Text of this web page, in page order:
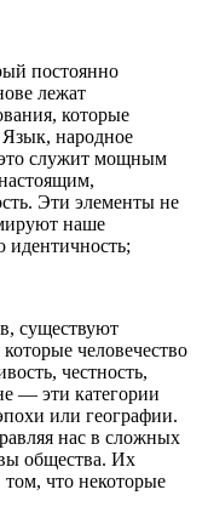
постоянно
лежат
которые
Язык, народное
служит мощным
Эти элементы не
наше
идентичность;
существуют
человечество
честность,
— эти категории
или географии.
нас в сложных
общества. Их
том, что некоторые